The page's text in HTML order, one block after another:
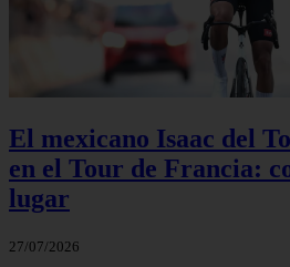
El mexicano Isaac del
en el Tour de Francia:
lugar
27/07/2026